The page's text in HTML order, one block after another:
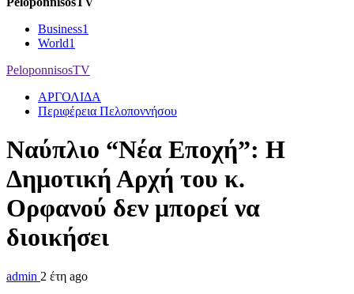
Business1
World1
PeloponnisosTV
ΑΡΓΟΛΙΔΑ
Περιφέρεια Πελοποννήσου
Ναύπλιο “Νέα Εποχή”: Η
Δημοτική Αρχή του κ.
Ορφανού δεν μπορεί να
διοικήσει
admin 2 έτη ago